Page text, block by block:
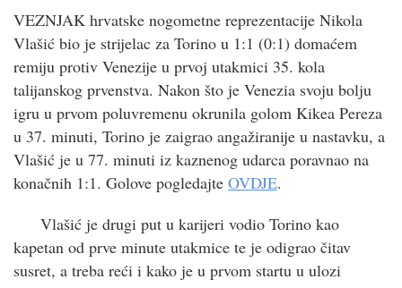
VEZNJAK hrvatske nogometne reprezentacije Nikola
Vlašić bio je strijelac za Torino u 1:1 (0:1) domaćem
remiju protiv Venezije u prvoj utakmici 35. kola
talijanskog prvenstva. Nakon što je Venezia svoju bolju
igru u prvom poluvremenu okrunila golom Kikea Pereza
u 37. minuti, Torino je zaigrao angažiranije u nastavku, a
Vlašić je u 77. minuti iz kaznenog udarca poravnao na
konačnih 1:1. Golove pogledajte OVDJE.
Vlašić je drugi put u karijeri vodio Torino kao
kapetan od prve minute utakmice te je odigrao čitav
susret, a treba reći i kako je u prvom startu u ulozi